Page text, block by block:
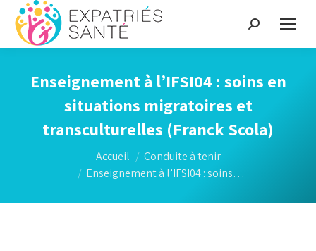
Recherche
:
Enseignement à l’IFSI04 : soins en
situations migratoires et
transculturelles (Franck Scola)
Accueil
Conduite à tenir
Enseignement à l’IFSI04 : soins…